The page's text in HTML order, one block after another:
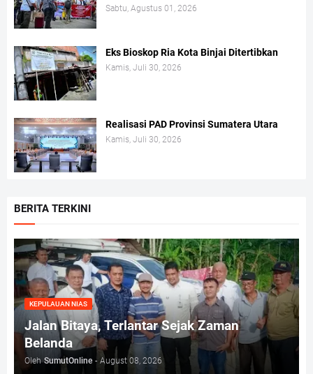
Sabtu, Agustus 01, 2026
Eks Bioskop Ria Kota Binjai Ditertibkan
Kamis, Juli 30, 2026
Realisasi PAD Provinsi Sumatera Utara
Kamis, Juli 30, 2026
BERITA TERKINI
KEPULAUAN NIAS
Jalan Bitaya, Terlantar Sejak Zaman
Belanda
Oleh SumutOnline - August 08, 2026